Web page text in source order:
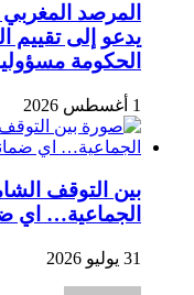
المرصد
يدعو إلى تقييم
الحكومة
1 أغسطس 2026
بين التوقف
الجماعية… اي
31 يوليو 2026